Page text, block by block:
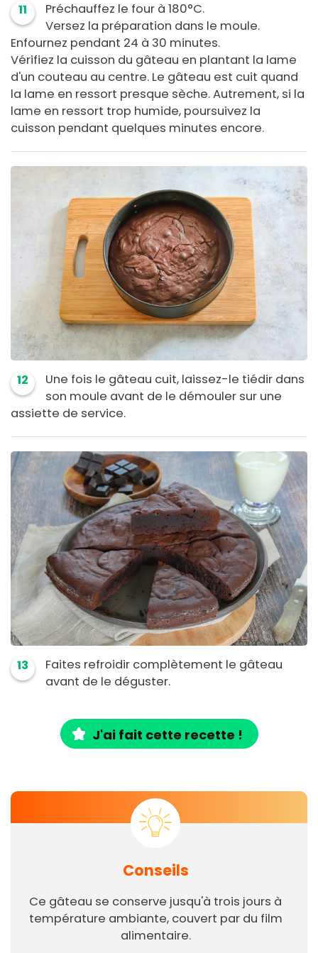
11
Préchauffez le four à 180°C.
Versez la préparation dans le moule.
Enfournez pendant 24 à 30 minutes.
Vérifiez la cuisson du gâteau en plantant la lame
d'un couteau au centre. Le gâteau est cuit quand
la lame en ressort presque sèche. Autrement, si la
lame en ressort trop humide, poursuivez la
cuisson pendant quelques minutes encore.
12
Une fois le gâteau cuit, laissez-le tiédir dans
son moule avant de le démouler sur une
assiette de service.
13
Faites refroidir complètement le gâteau
avant de le déguster.
J'ai fait cette recette !
Conseils
Ce gâteau se conserve jusqu'à trois jours à
température ambiante, couvert par du film
alimentaire.